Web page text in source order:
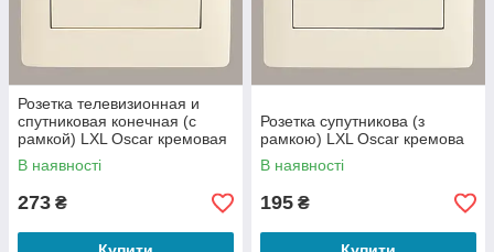
Розетка телевизионная и
спутниковая конечная (с
рамкой) LXL Oscar кремовая
В наявності
273 ₴
Розетка супутникова (з
рамкою) LXL Oscar кремова
В наявності
195 ₴